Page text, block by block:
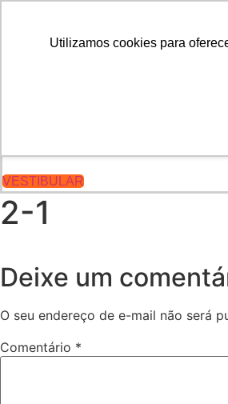
Utilizamos cookies para
Portal do
VESTIBULAR
2-1
Deixe um
O seu endereço de e-mail não será
Comentário *